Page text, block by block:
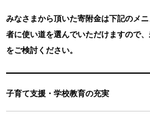
みなさまから頂いた寄附金は下記のメニ
者に使い道を選んでいただけますので
をご検討ください。
子育て支援・学校教育の充実